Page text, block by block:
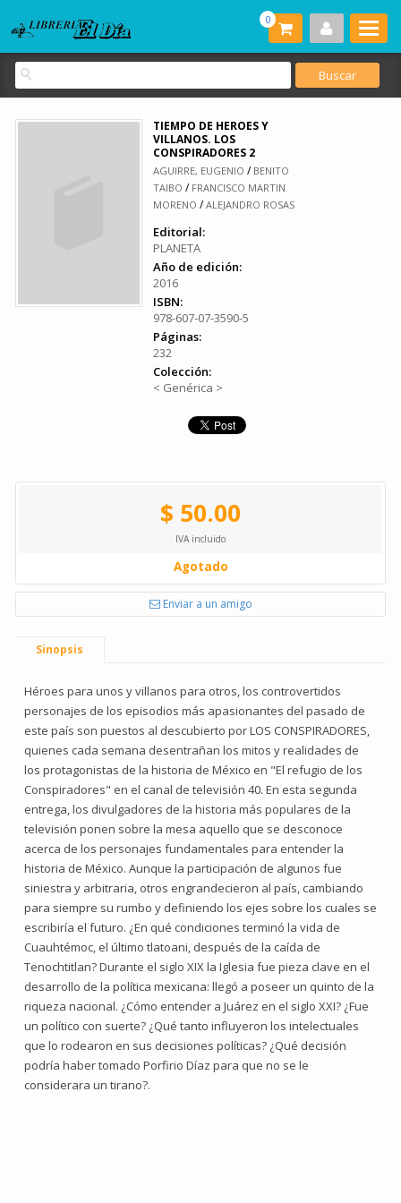
0
TIEMPO DE HEROES Y
VILLANOS. LOS
CONSPIRADORES 2
AGUIRRE, EUGENIO / BENITO
TAIBO / FRANCISCO MARTIN
MORENO /ALEJANDRO ROSAS
Editorial:
PLANETA
Año de edición:
2016
ISBN:
978-607-07-3590-5
Páginas:
232
Colección:
< Genérica >
$ 50.00
IVA incluido
Agotado
Enviar a un amigo
Sinopsis
Héroes para unos y villanos para otros, los controvertidos
personajes de los episodios más apasionantes del pasado de
este país son puestos al descubierto por LOS CONSPIRADORES,
quienes cada semana desentrañan los mitos y realidades de
los protagonistas de la historia de México en "El refugio de los
Conspiradores" en el canal de televisión 40. En esta segunda
entrega, los divulgadores de la historia más populares de la
televisión ponen sobre la mesa aquello que se desconoce
acerca de los personajes fundamentales para entender la
historia de México. Aunque la participación de algunos fue
siniestra y arbitraria, otros engrandecieron al país, cambiando
para siempre su rumbo y definiendo los ejes sobre los cuales se
escribiría el futuro. ¿En qué condiciones terminó la vida de
Cuauhtémoc, el último tlatoani, después de la caída de
Tenochtitlan? Durante el siglo XIX la Iglesia fue pieza clave en el
desarrollo de la política mexicana: llegó a poseer un quinto de la
riqueza nacional. ¿Cómo entender a Juárez en el siglo XXI? ¿Fue
un político con suerte? ¿Qué tanto influyeron los intelectuales
que lo rodearon en sus decisiones políticas? ¿Qué decisión
podría haber tomado Porfirio Díaz para que no se le
considerara un tirano?.